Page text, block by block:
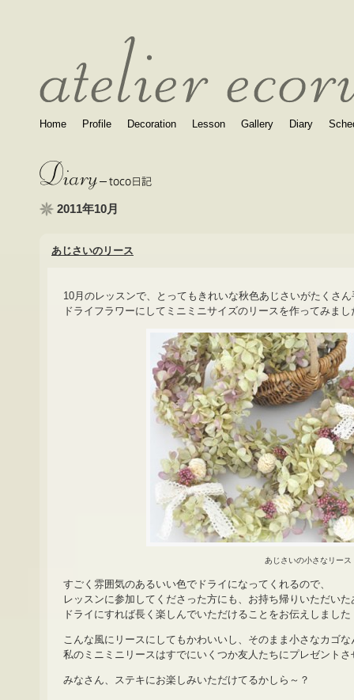
Home Profile Decoration Lesson Gallery Diary
2011年10月
あじさいのリース
10月のレッスンで、とってもきれいな秋色あじさいがたくさ
ドライフラワーにしてミニミニサイズのリースを作ってみまし
あじさいの小さなリース
すごく雰囲気のあるいい色でドライになってくれるので、
レッスンに参加してくださった方にも、お持ち帰りいただいた
ドライにすれば長く楽しんでいただけることをお伝えしました
こんな風にリースにしてもかわいいし、そのまま小さなカゴ
私のミニミニリースはすでにいくつか友人たちにプレゼント
みなさん、ステキにお楽しみいただけてるかしら～？